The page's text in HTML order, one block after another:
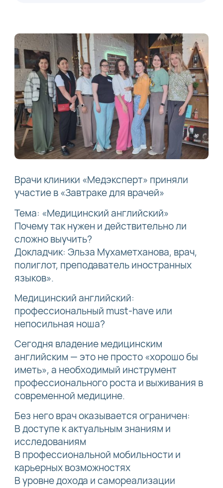
Врачи клиники «Медэксперт» приняли
участие в «Завтраке для врачей»
Тема: «Медицинский английский»
Почему так нужен и действительно ли
сложно выучить?
Докладчик: Эльза Мухаметханова, врач,
полиглот, преподаватель иностранных
языков».
Медицинский английский:
профессиональный must-have или
непосильная ноша?
Сегодня владение медицинским
английским — это не просто «хорошо бы
иметь», а необходимый инструмент
профессионального роста и выживания в
современной медицине.
Без него врач оказывается ограничен:
В доступе к актуальным знаниям и
исследованиям
В профессиональной мобильности и
карьерных возможностях
В уровне дохода и самореализации